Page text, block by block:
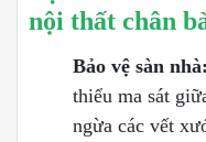
nội thất chân
Bảo vệ sàn nhà:
thiểu ma sát
ngừa các vết